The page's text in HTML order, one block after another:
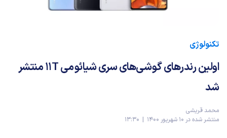
تکنولوژی
اولین رندرهای گوشی‌های سری شیائومی 11T منتشر
شد
محمد قریشی
منتشر شده در 10 شهریور 1400 | 13:30